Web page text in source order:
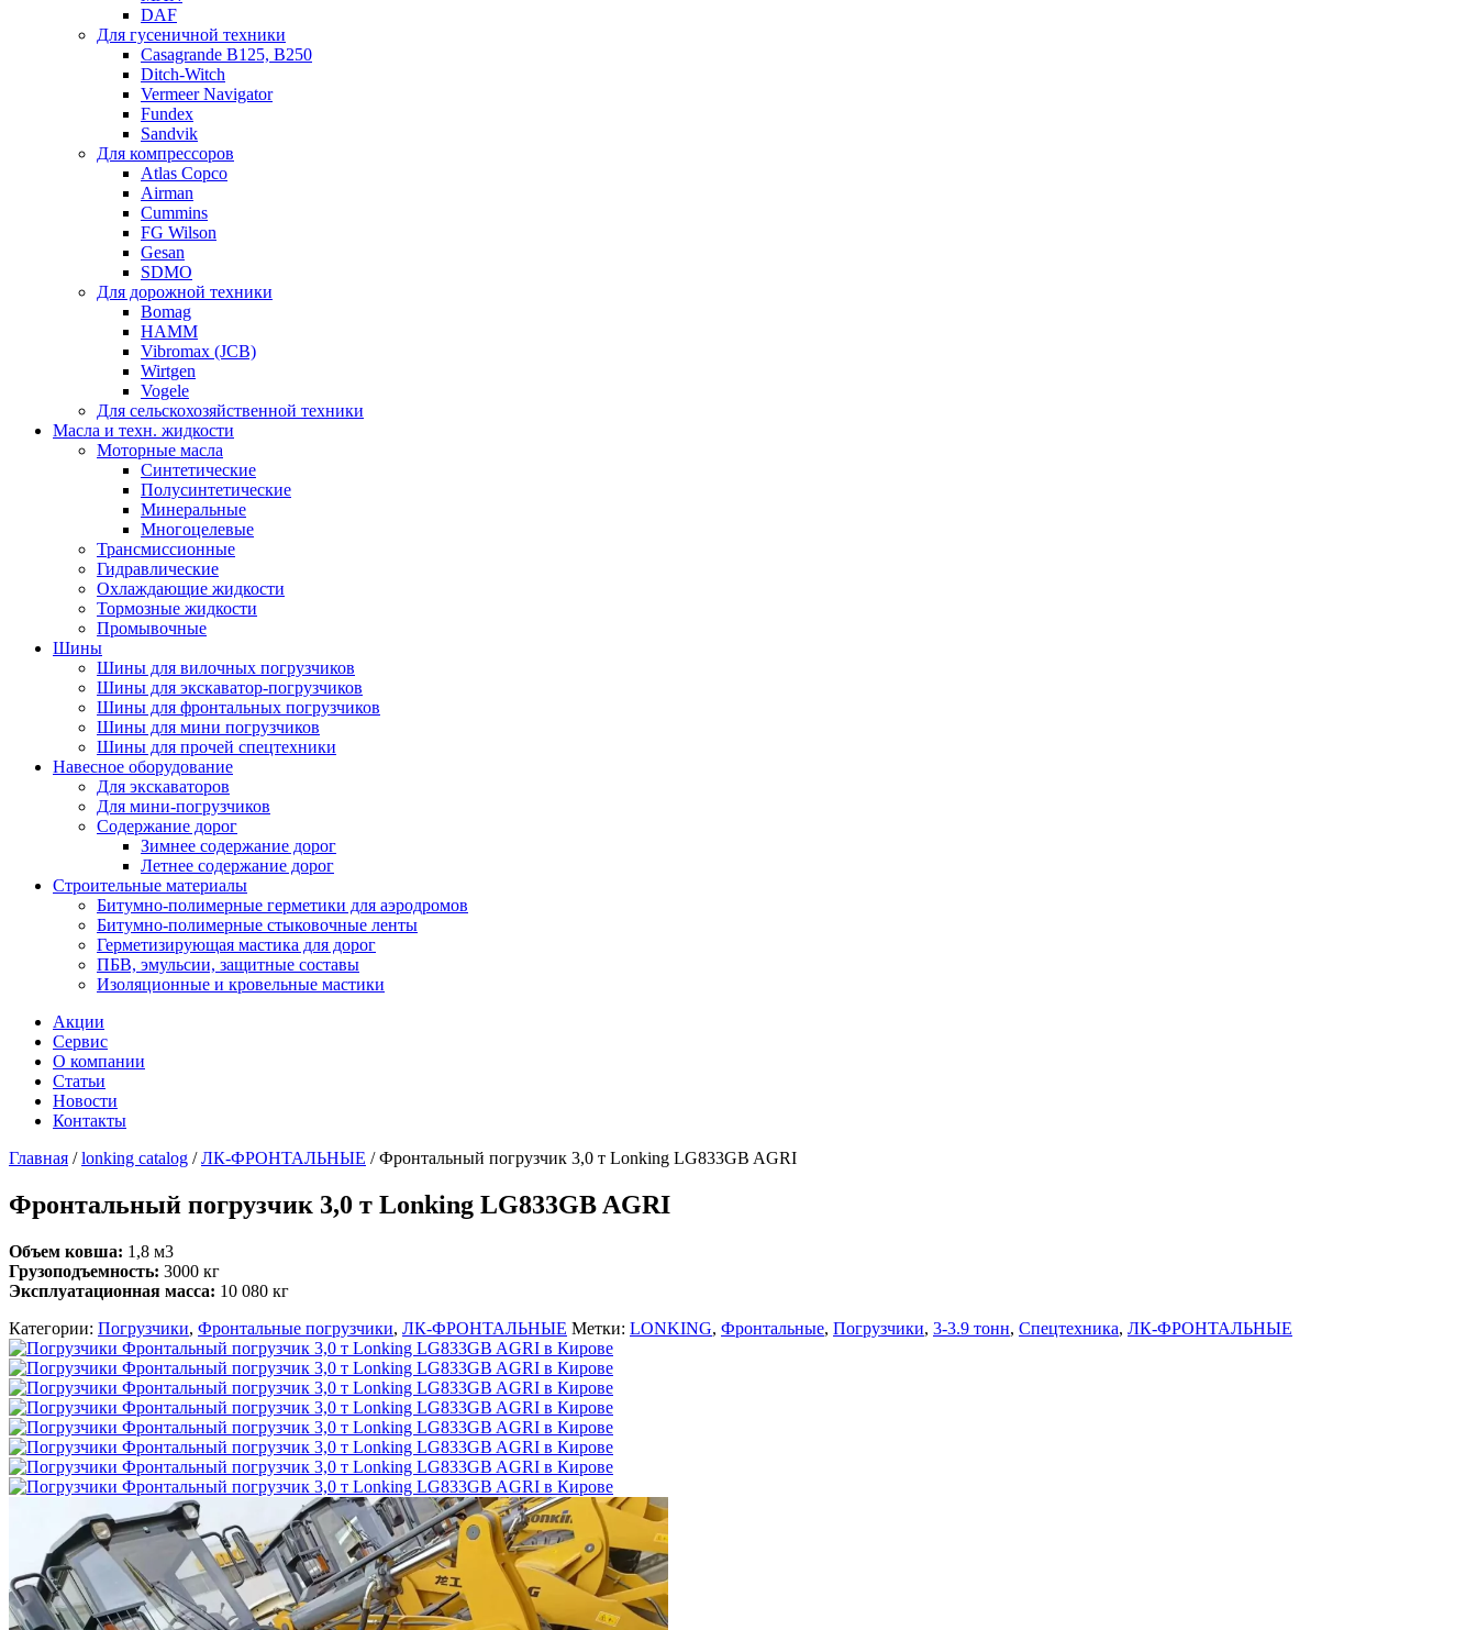
DAF
Для гусеничной техники
Casagrande B125, B250
Ditch-Witch
Vermeer Navigator
Fundex
Sandvik
Для компрессоров
Atlas Copco
Airman
Cummins
FG Wilson
Gesan
SDMO
Для дорожной техники
Bomag
HAMM
Vibromax (JCB)
Wirtgen
Vogele
Для сельскохозяйственной техники
Масла и техн. жидкости
Моторные масла
Синтетические
Полусинтетические
Минеральные
Многоцелевые
Трансмиссионные
Гидравлические
Охлаждающие жидкости
Тормозные жидкости
Промывочные
Шины
Шины для вилочных погрузчиков
Шины для экскаватор-погрузчиков
Шины для фронтальных погрузчиков
Шины для мини погрузчиков
Шины для прочей спецтехники
Навесное оборудование
Для экскаваторов
Для мини-погрузчиков
Содержание дорог
Зимнее содержание дорог
Летнее содержание дорог
Строительные материалы
Битумно-полимерные герметики для аэродромов
Битумно-полимерные стыковочные ленты
Герметизирующая мастика для дорог
ПБВ, эмульсии, защитные составы
Изоляционные и кровельные мастики
Акции
Сервис
О компании
Статьи
Новости
Контакты
Главная /lonking catalog /ЛК-ФРОНТАЛЬНЫЕ /Фронтальный погрузчик 3,0 т Lonking LG833GB AGRI
Фронтальный погрузчик 3,0 т Lonking LG833GB AGRI
Объем ковша: 1,8 м3
Грузоподъемность: 3000 кг
Эксплуатационная масса: 10 080 кг
Категории: Погрузчики, Фронтальные погрузчики, ЛК-ФРОНТАЛЬНЫЕ Метки: LONKING, Фронтальные, Погрузчики, 3-3.9 тонн, Спецтехника, ЛК-ФРОНТАЛЬНЫЕ